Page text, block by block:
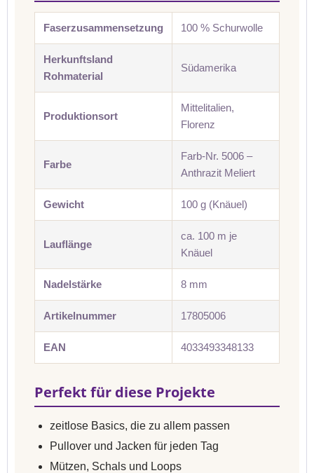
Faserzusammensetzung 100 % Schurwolle
Herkunftsland
Rohmaterial
Südamerika
Produktionsort
Mittelitalien,
Florenz
Farbe
Farb-Nr. 5006 –
Anthrazit Meliert
Gewicht 100 g (Knäuel)
Lauflänge
ca. 100 m je
Knäuel
Nadelstärke 8 mm
Artikelnummer 17805006
EAN 4033493348133
Perfekt für diese Projekte
zeitlose Basics, die zu allem passen
Pullover und Jacken für jeden Tag
Mützen, Schals und Loops